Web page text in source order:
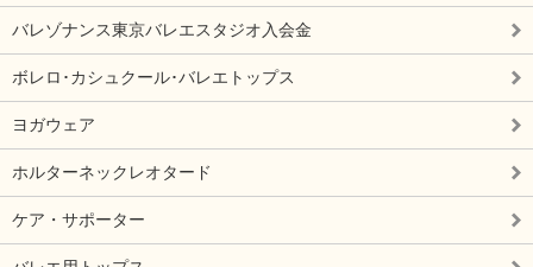
バレゾナンス東京バレエスタジオ入会金
ボレロ･カシュクール･バレエトップス
ヨガウェア
ホルターネックレオタード
ケア・サポーター